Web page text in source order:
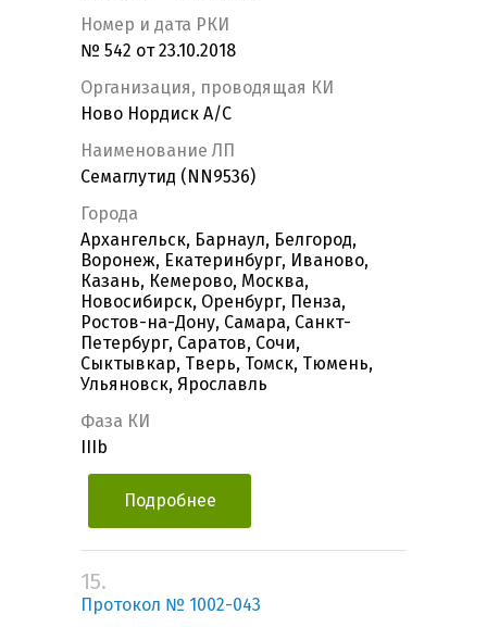
Номер и дата РКИ
№ 542 от 23.10.2018
Организация, проводящая КИ
Ново Нордиск А/С
Наименование ЛП
Семаглутид (NN9536)
Города
Архангельск, Барнаул, Белгород,
Воронеж, Екатеринбург, Иваново,
Казань, Кемерово, Москва,
Новосибирск, Оренбург, Пенза,
Ростов-на-Дону, Самара, Санкт-
Петербург, Саратов, Сочи,
Сыктывкар, Тверь, Томск, Тюмень,
Ульяновск, Ярославль
Фаза КИ
IIIb
Подробнее
15.
Протокол № 1002-043